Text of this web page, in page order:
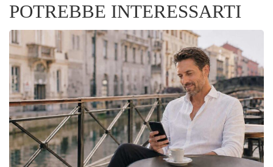
POTREBBE INTERESSARTI